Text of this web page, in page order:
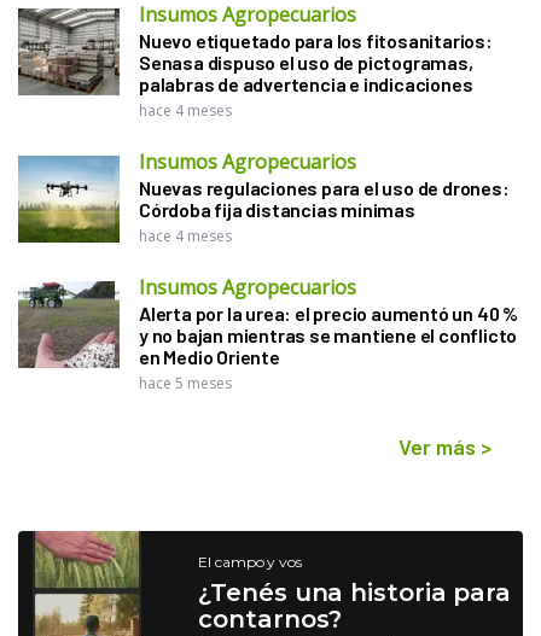
Insumos Agropecuarios
Nuevo etiquetado para los fitosanitarios:
Senasa dispuso el uso de pictogramas,
palabras de advertencia e indicaciones
hace 4 meses
Insumos Agropecuarios
Nuevas regulaciones para el uso de drones:
Córdoba fija distancias mínimas
hace 4 meses
Insumos Agropecuarios
Alerta por la urea: el precio aumentó un 40 %
y no bajan mientras se mantiene el conflicto
en Medio Oriente
hace 5 meses
Ver más >
El campo y vos
¿Tenés una historia para
contarnos?